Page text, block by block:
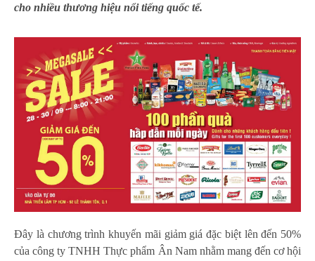
cho nhiều thương hiệu nổi tiếng quốc tế.
Đây là chương trình khuyến mãi giảm giá đặc biệt lên đến 50%
của công ty TNHH Thực phẩm Ân Nam nhằm mang đến cơ hội